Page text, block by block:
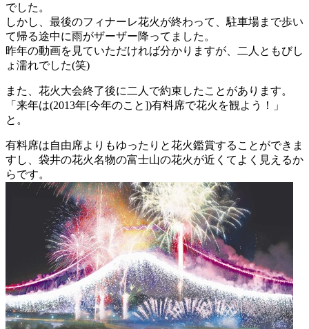
でした。
しかし、最後のフィナーレ花火が終わって、駐車場まで歩い
て帰る途中に雨がザーザー降ってました。
昨年の動画を見ていただければ分かりますが、二人ともびし
ょ濡れでした(笑)
また、花火大会終了後に二人で約束したことがあります。
「来年は(2013年[今年のこと])有料席で花火を観よう！」
と。
有料席は自由席よりもゆったりと花火鑑賞することができま
すし、袋井の花火名物の富士山の花火が近くてよく見えるか
らです。